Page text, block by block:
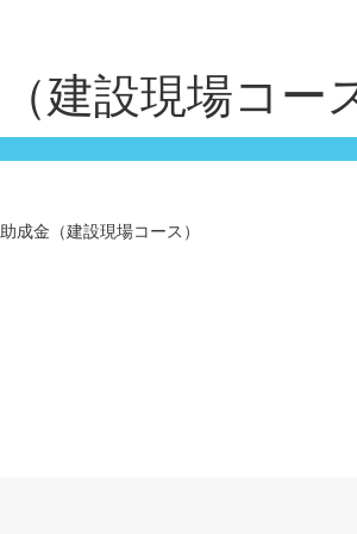
建設現場コー
成金（建設現場コース）